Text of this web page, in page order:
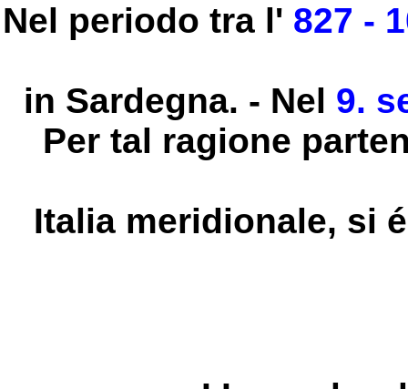
Nel periodo tra l' 827 -
in Sardegna. - Nel 9.
Per tal ragione
Italia meridionale, si